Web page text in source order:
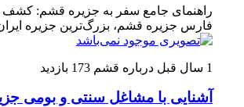
راهنمای جامع سفر به جزیره قشم: کشف
فارس جزیره قشم، بزرگ‌ترین جزیره
1 سال قبل درباره قشم 173 بازدید
آشنایی با مشاغل سنتی و بومی